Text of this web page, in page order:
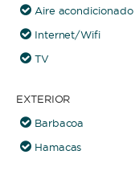
Aire acondicionado
Internet/Wifi
TV
EXTERIOR
Barbacoa
Hamacas